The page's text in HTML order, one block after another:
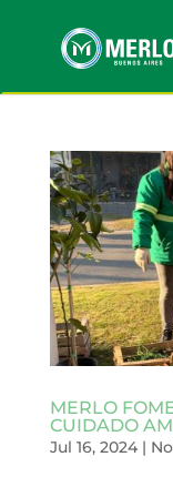
MERLO
CUIDADO
Jul 16, 2024|